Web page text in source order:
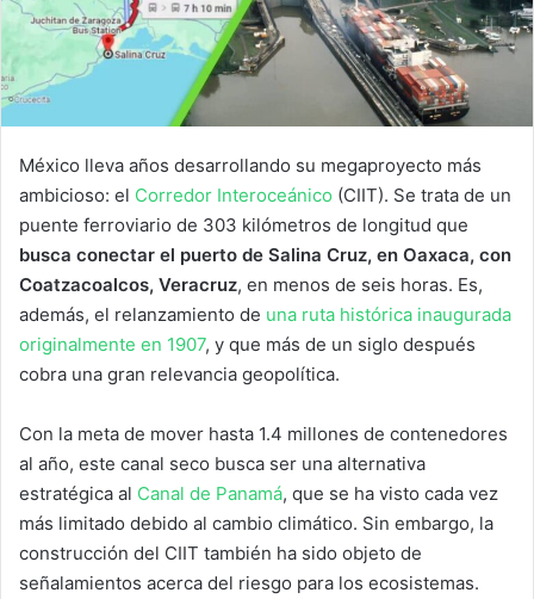
México lleva años desarrollando su megaproyecto más
ambicioso: el Corredor Interoceánico (CIIT). Se trata de un
puente ferroviario de 303 kilómetros de longitud que
busca conectar el puerto de Salina Cruz, en Oaxaca, con
Coatzacoalcos, Veracruz, en menos de seis horas. Es,
además, el relanzamiento de una ruta histórica inaugurada
originalmente en 1907, y que más de un siglo después
cobra una gran relevancia geopolítica.
Con la meta de mover hasta 1.4 millones de contenedores
al año, este canal seco busca ser una alternativa
estratégica al Canal de Panamá, que se ha visto cada vez
más limitado debido al cambio climático. Sin embargo, la
construcción del CIIT también ha sido objeto de
señalamientos acerca del riesgo para los ecosistemas.